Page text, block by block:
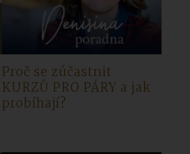
Proč se zúčastnit
KURZŮ PRO PÁRY a jak
probíhají?